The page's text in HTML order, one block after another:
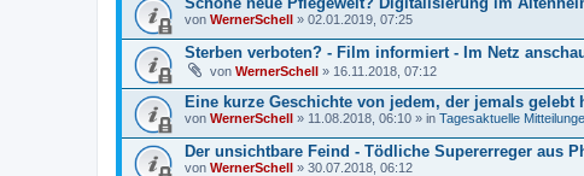
von WernerSchell » 02.01.2019, 07:25
Sterben verboten? - Film informiert - Im Netz
von WernerSchell » 16.11.2018, 07:12
Eine kurze Geschichte von jedem, der jemals gelebt
von WernerSchell » 11.08.2018, 06:10 » in Tagesaktuelle
Der unsichtbare Feind - Tödliche Supererreger aus
von WernerSchell » 30.07.2018, 06:12